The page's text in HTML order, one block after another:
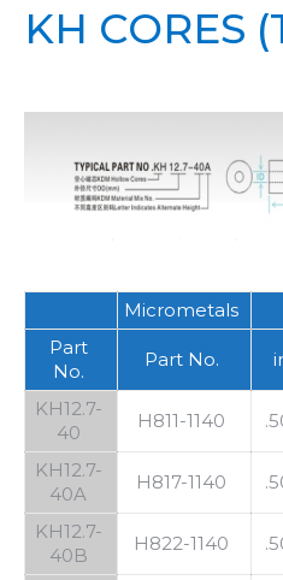
KH CORES
Micrometals
Part
No.
Part No.
KH12.7-
40
H811-1140
KH12.7-
40A
H817-1140
KH12.7-
40B
H822-1140